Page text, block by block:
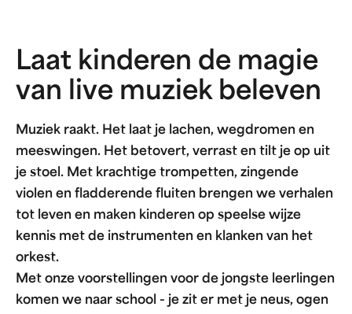
Laat kinderen de magie
van live muziek beleven
Muziek raakt. Het laat je lachen, wegdromen en
meeswingen. Het betovert, verrast en tilt je op uit
je stoel. Met krachtige trompetten, zingende
violen en fladderende fluiten brengen we verhalen
tot leven en maken kinderen op speelse wijze
kennis met de instrumenten en klanken van het
orkest.
Met onze voorstellingen voor de jongste leerlingen
komen we naar school - je zit er met je neus, ogen